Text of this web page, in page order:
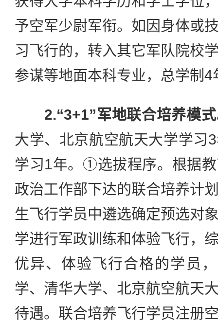
予空军少尉军衔。如因身体或
习飞行的，转入其它军队院校
参谋等地面本科专业，总学制4
2.“3+1”军地联合培养模式
大学、北京航空航天大学学习
学习1年。①选拔程序。根据
政治工作部下达的联合培养计
生飞行学员中遴选确定预选对
学进行军政训练和体验飞行，
优异、体验飞行合格的学员
学、清华大学、北京航空航天
待遇。联合培养飞行学员注册